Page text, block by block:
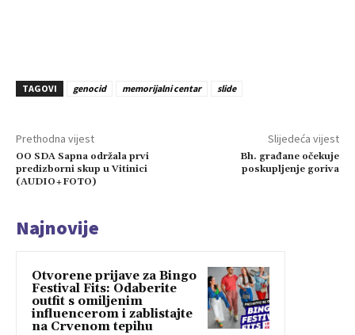
TAGOVI genocid memorijalni centar slide
Prethodna vijest
OO SDA Sapna održala prvi
predizborni skup u Vitinici
(AUDIO+FOTO)
Slijedeća vijest
Bh. građane očekuje
poskupljenje goriva
Najnovije
Otvorene prijave za Bingo
Festival Fits: Odaberite
outfit s omiljenim
influencerom i zablistajte
na Crvenom tepihu